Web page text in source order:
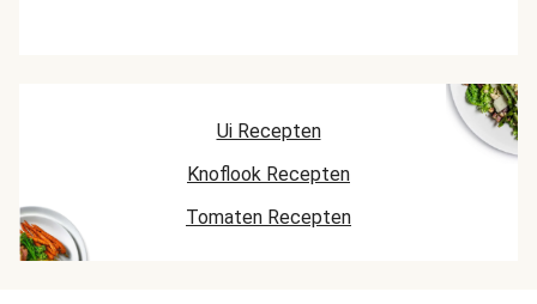
Ui Recepten
Knoflook Recepten
Tomaten Recepten